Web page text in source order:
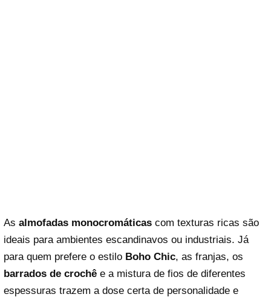
As almofadas monocromáticas com texturas ricas são
ideais para ambientes escandinavos ou industriais. Já
para quem prefere o estilo Boho Chic, as franjas, os
barrados de crochê e a mistura de fios de diferentes
espessuras trazem a dose certa de personalidade e